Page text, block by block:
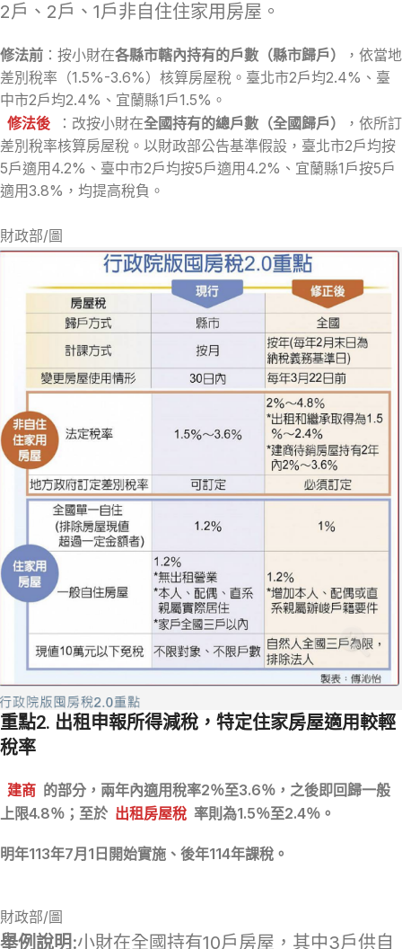
2戶、2戶、1戶非自住住家用房屋。
修法前 ：按小財在各縣市轄內持有的戶數（縣市歸戶）
，依當地
差別稅率（1.5%-3.6%）核算房屋稅。臺北市2戶均2.4%、臺
中市2戶均2.4%、宜蘭縣1戶1.5%。
修法後
：改按小財在全國持有的總戶數（全國歸戶）
，依所訂
差別稅率核算房屋稅。以財政部公告基準假設，臺北市2戶均按
5戶適用4.2%、臺中市2戶均按5戶適用4.2%、宜蘭縣1戶按5戶
適用3.8%，均提高稅負。
財政部/圖
重點2. 出租申報所得減稅，特定住家房屋適用較輕
稅率
建商 的部分，兩年內適用稅率2％至3.6％，之後即回歸一般
上限4.8％；至於 出租房屋稅 率則為1.5％至2.4％。
明年113年7月1日開始實施、後年114年課稅。
財政部/圖
舉例說明 :小財在全國持有10戶房屋，其中3戶供自